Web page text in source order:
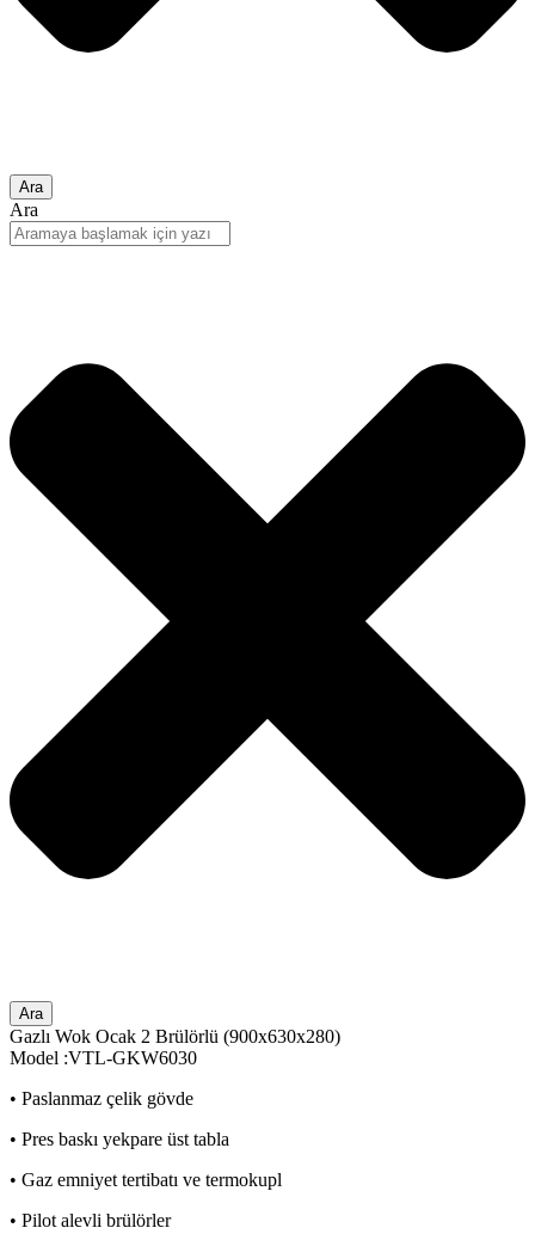
Ara
Ara
Ara
Gazlı Wok Ocak 2 Brülörlü (900x630x280)
Model :VTL-GKW6030
• Paslanmaz çelik gövde
• Pres baskı yekpare üst tabla
• Gaz emniyet tertibatı ve termokupl
• Pilot alevli brülörler